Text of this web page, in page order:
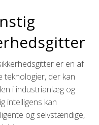
er en af
der kan
i industrianlæg og
intelligens kan
og selvstændige,